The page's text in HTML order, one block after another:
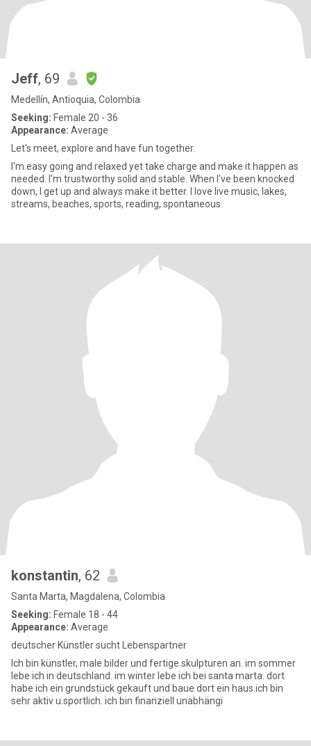
Jeff, 69
Medellín, Antioquia, Colombia
Seeking: Female 20 - 36
Appearance: Average
Let's meet, explore and have fun together.
I'm easy going and relaxed yet take charge and make it happen as
needed. I'm trustworthy solid and stable. When I've been knocked
down, I get up and always make it better. I love live music, lakes,
streams, beaches, sports, reading, spontaneous
konstantin, 62
Santa Marta, Magdalena, Colombia
Seeking: Female 18 - 44
Appearance: Average
deutscher Künstler sucht Lebenspartner
Ich bin künstler, male bilder und fertige skulpturen an. im sommer
lebe ich in deutschland. im winter lebe ich bei santa marta. dort
habe ich ein grundstück gekauft und baue dort ein haus.ich bin
sehr aktiv u.sportlich. ich bin finanziell unabhängi